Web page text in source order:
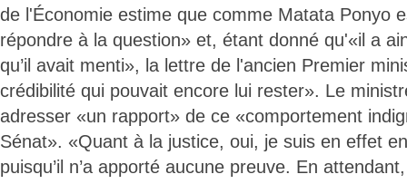
de l'Économie estime que comme Matata Ponyo
répondre à la question» et, étant donné qu'«il a
qu’il avait menti», la lettre de l'ancien Premier
crédibilité qui pouvait encore lui rester». Le
adresser «un rapport» de ce «comportement
Sénat». «Quant à la justice, oui, je suis en effet
puisqu’il n’a apporté aucune preuve. En